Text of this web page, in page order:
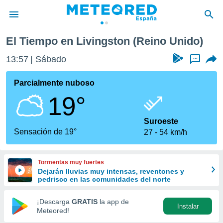
de
por
se
calidad.
a este
las
y
forma
digital
basada
El Tiempo en Livingston (Reino Unido)
13:57 Sábado ...
Parcialmente nuboso
19°
Sensación de 19°
Suroeste
27
54 km/h
Tormentas muy fuertes
Dejarán lluvias muy intensas, reventones y
pedrisco en las comunidades del norte
¡Descarga GRATIS la app de
Meteored!
Instalar